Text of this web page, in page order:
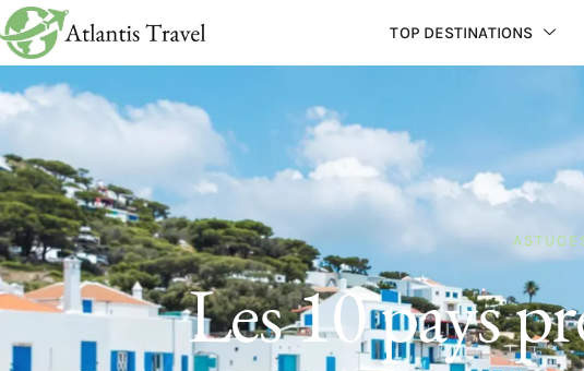
TOP DESTINATIONS
Les 10 pays